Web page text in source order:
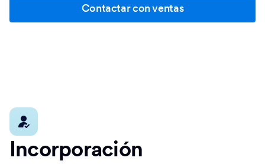
Contactar con ventas
Incorporación